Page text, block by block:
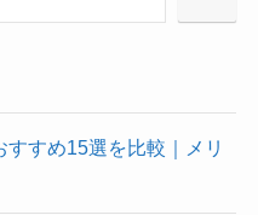
すめ15選を比較｜メリ